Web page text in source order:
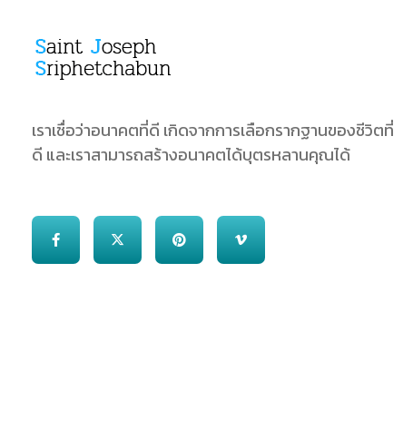
เราเชื่อว่าอนาคตที่ดี เกิดจากการเลือกรากฐานของชีวิตที่
ดี และเราสามารถสร้างอนาคตได้บุตรหลานคุณได้